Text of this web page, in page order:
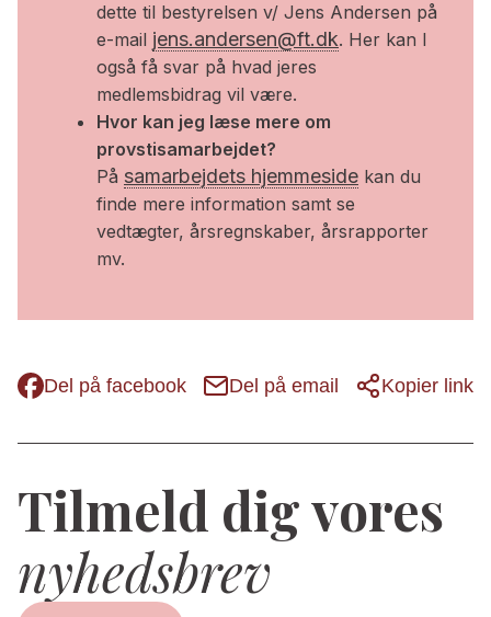
dette til bestyrelsen v/ Jens Andersen på
e-mail jens.andersen@ft.dk. Her kan I
også få svar på hvad jeres
medlemsbidrag vil være.
Hvor kan jeg læse mere om
provstisamarbejdet?
På samarbejdets hjemmeside kan du
finde mere information samt se
vedtægter, årsregnskaber, årsrapporter
mv.
Del på facebook Del på email Kopier link
Tilmeld dig vores
nyhedsbrev